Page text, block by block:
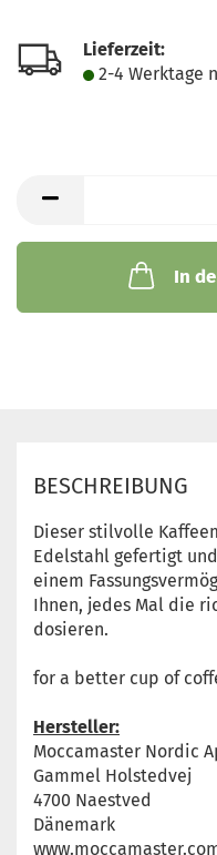
Lieferzeit:
2-4 Werktage
In
BESCHREIBUNG
Dieser stilvolle
Edelstahl gefertigt
einem
Ihnen, jedes Mal die
dosieren.
for a better cup of
Hersteller:
Moccamaster Nordic
Gammel Holstedvej
4700 Naestved
Dänemark